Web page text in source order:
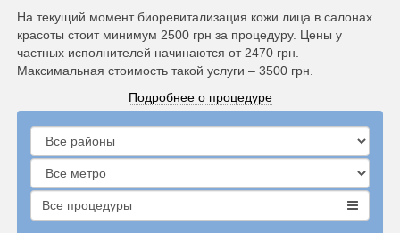
На текущий момент биоревитализация кожи лица в салонах
красоты стоит минимум 2500 грн за процедуру. Цены у
частных исполнителей начинаются от 2470 грн.
Максимальная стоимость такой услуги – 3500 грн.
Подробнее о процедуре
Все процедуры